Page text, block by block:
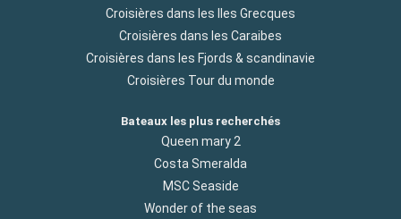
Croisières dans les Iles Grecques
Croisières dans les Caraibes
Croisières dans les Fjords & scandinavie
Croisières Tour du monde
Bateaux les plus recherchés
Queen mary 2
Costa Smeralda
MSC Seaside
Wonder of the seas